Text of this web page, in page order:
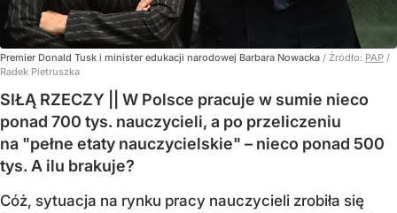
Premier Donald Tusk i minister edukacji narodowej Barbara Nowacka / Źródło: PAP /
Radek Pietruszka
SIŁĄ RZECZY || W Polsce pracuje w sumie nieco
ponad 700 tys. nauczycieli, a po przeliczeniu
na "pełne etaty nauczycielskie" – nieco ponad 500
tys. A ilu brakuje?
Cóż, sytuacja na rynku pracy nauczycieli zrobiła się